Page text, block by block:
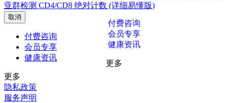
亚群检测 CD4/CD8 绝对计数 (详细易懂版)
取消
付费咨询
付费咨询
会员专享
会员专享
健康资讯
健康资讯
更多
更多
隐私政策
服务声明